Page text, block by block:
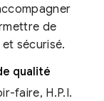
de
sécurisé.
qualité
faire, H.P.I.